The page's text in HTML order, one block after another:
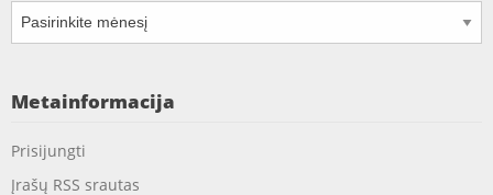
Archyvai
Metainformacija
Prisijungti
Įrašų RSS srautas